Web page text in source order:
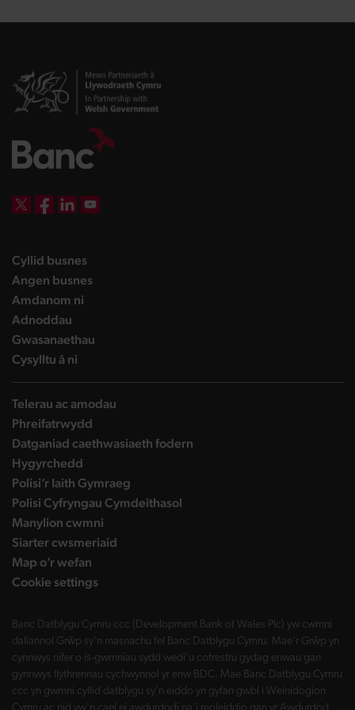
Cyllid busneslanding page
Angen busneslanding page
Amdanom ni
Adnoddau
Gwasanaethau
Cysylltu â ni
Telerau ac amodau
Phreifatrwydd
Datganiad caethwasiaeth fodern
Hygyrchedd
Polisi’r Iaith Gymraeg
Polisi Cyfryngau Cymdeithasol
Manylion cwmni
Siarter cwsmeriaid
Map o’r wefan
Cookie settings
Banc Datblygu Cymru ccc (Development Bank of Wales Plc) yw cwmni
daliannol Grŵp sy'n masnachu fel Banc Datblygu Cymru. Mae'r Grŵp yn
cynnwys nifer o is-gwmnïau sydd wedi'u cofrestru gydag enwau gan
gynnwys llythrennau cychwynnol yr enw BDC. Mae Banc Datblygu Cymru
ccc yn gwmni cyllid datblygu sy'n eiddo yn gyfan gwbl i Weinidogion